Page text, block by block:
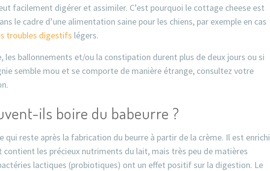
facilement digérer et assimiler. C’est pourquoi le cottage cheese est
le cadre d’une alimentation saine pour les chiens, par exemple en cas
troubles digestifs légers.
les ballonnements et/ou la constipation durent plus de deux jours ou si
semble mou et se comporte de manière étrange, consultez votre
ils boire du babeurre ?
qui reste après la fabrication du beurre à partir de la crème. Il est enrichi
contient les précieux nutriments du lait, mais très peu de matières
lactiques (probiotiques) ont un effet positif sur la digestion. Le